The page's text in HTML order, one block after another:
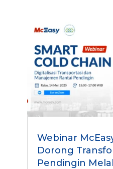
Webinar
Dorong
Pendingin